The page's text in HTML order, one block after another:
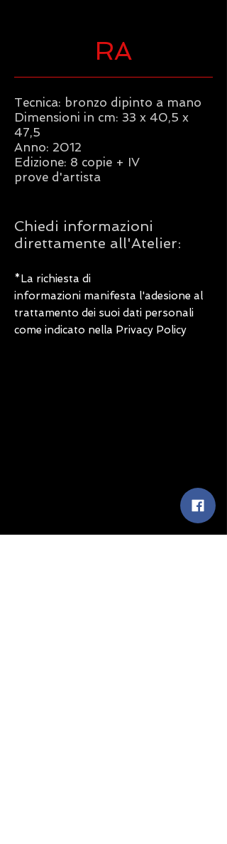
RA
Tecnica: bronzo dipinto a mano
Dimensioni in cm: 33 x 40,5 x
47,5
Anno: 2012
Edizione: 8 copie + IV
prove d'artista
Chiedi informazioni
direttamente all'Atelier:
*La richiesta di
informazioni manifesta l'adesione al
trattamento dei suoi dati personali
come indicato nella Privacy Policy